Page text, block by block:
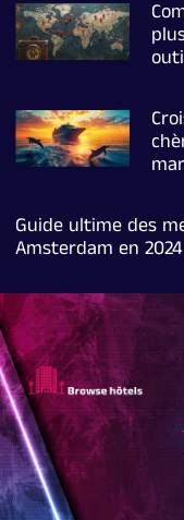
Guide ultime des
Amsterdam en 2024